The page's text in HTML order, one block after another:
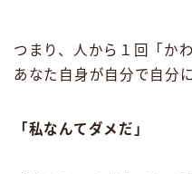
つまり、人から１回「か
あなた自身が自分で自分に
「私なんてダメだ」